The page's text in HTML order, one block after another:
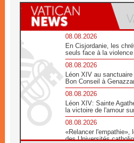
08.08.2026
En Cisjordanie, les
seuls face à la
08.08.2026
Léon XIV au
Bon Conseil à
08.08.2026
Léon XIV: Sainte
la victoire de l'amour
08.08.2026
«Relancer l'empathie»,
des Universités